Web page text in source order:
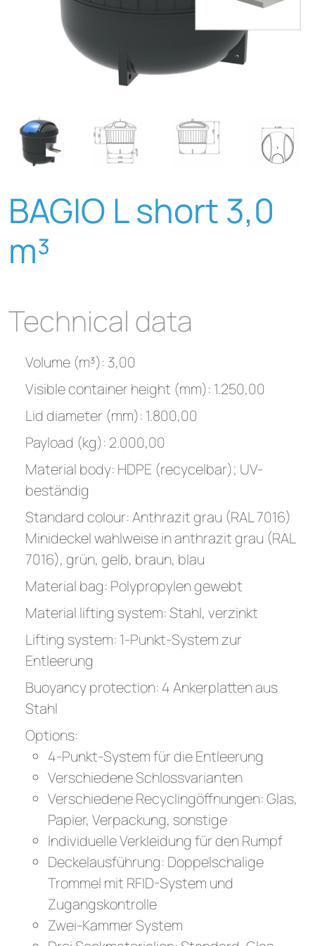
BAGIO L short 3,0
m³
Technical data
Volume (m³): 3,00
Visible container height (mm): 1.250,00
Lid diameter (mm): 1.800,00
Payload (kg): 2.000,00
Material body: HDPE (recycelbar); UV-
beständig
Standard colour: Anthrazit grau (RAL 7016)
Minideckel wahlweise in anthrazit grau (RAL
7016), grün, gelb, braun, blau
Material bag: Polypropylen gewebt
Material lifting system: Stahl, verzinkt
Lifting system: 1-Punkt-System zur
Entleerung
Buoyancy protection: 4 Ankerplatten aus
Stahl
Options:
4-Punkt-System für die Entleerung
Verschiedene Schlossvarianten
Verschiedene Recyclingöffnungen: Glas,
Papier, Verpackung, sonstige
Individuelle Verkleidung für den Rumpf
Deckelausführung: Doppelschalige
Trommel mit RFID-System und
Zugangskontrolle
Zwei-Kammer System